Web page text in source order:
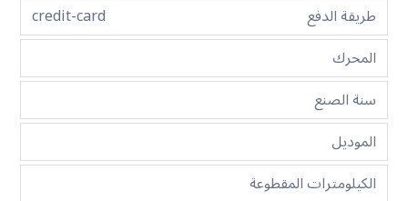
طريقة الدفع
credit-card
المحرك
سنة الصنع
الموديل
الكيلومترات المقطوعة